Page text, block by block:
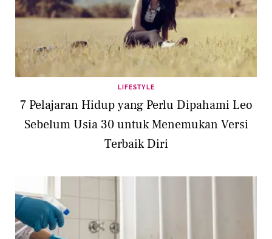
LIFESTYLE
7 Pelajaran Hidup yang Perlu Dipahami Leo
Sebelum Usia 30 untuk Menemukan Versi
Terbaik Diri